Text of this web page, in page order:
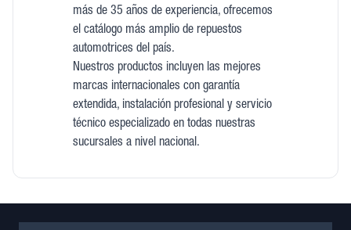
más de 35 años de experiencia, ofrecemos
el catálogo más amplio de repuestos
automotrices del país.
Nuestros productos incluyen las mejores
marcas internacionales con garantía
extendida, instalación profesional y servicio
técnico especializado en todas nuestras
sucursales a nivel nacional.